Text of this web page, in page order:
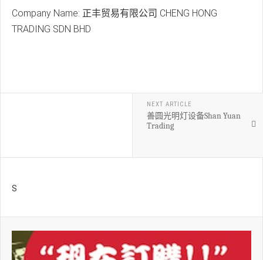
Company Name: 正丰贸易有限公司 CHENG HONG
TRADING SDN BHD
NEXT ARTICLE
善圆光明灯设备Shan Yuan
Trading
S